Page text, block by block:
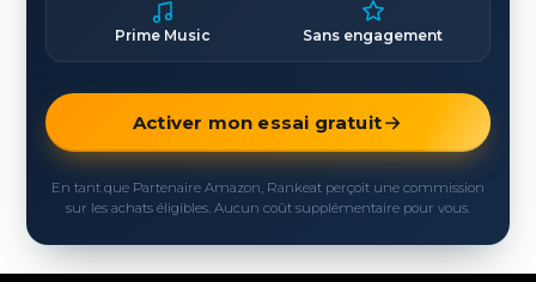
Prime Music Sans engagement
Activer mon essai gratuit
En tant que Partenaire Amazon, Rankeat perçoit une commission
sur les achats éligibles. Aucun coût supplémentaire pour vous.